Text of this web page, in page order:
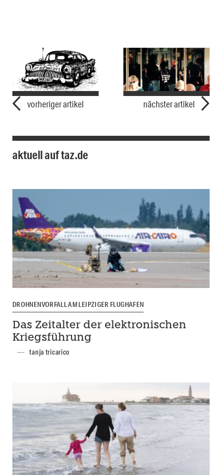
vorheriger artikel nächster artikel
aktuell auf taz.de
DROHNENVORFALL AM LEIPZIGER FLUGHAFEN
Das Zeitalter der elektronischen
Kriegsführung
tanja tricarico